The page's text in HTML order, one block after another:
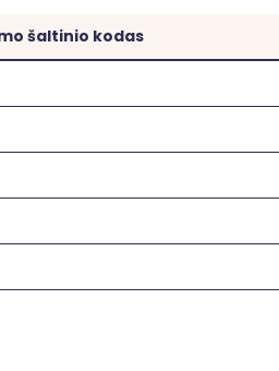
šaltinio kodas